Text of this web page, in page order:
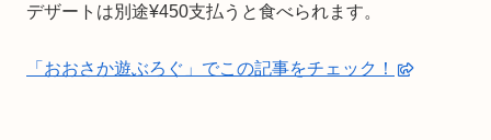
デザートは別途¥450支払うと食べられます。
「おおさか遊ぶろぐ」でこの記事をチェック！